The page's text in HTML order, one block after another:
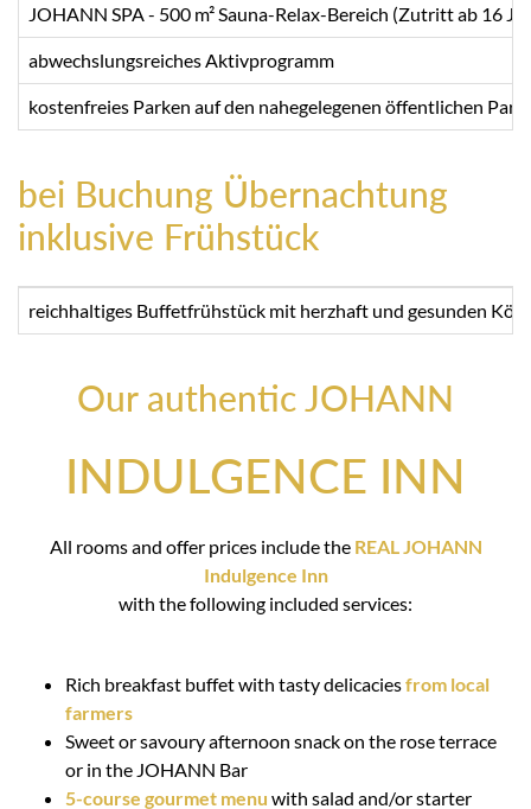
JOHANN SPA - 500 m² Sauna-Relax-Bereich (Zutritt ab 16
abwechslungsreiches Aktivprogramm
kostenfreies Parken auf den nahegelegenen öffentlichen
bei Buchung Übernachtung
inklusive Frühstück
reichhaltiges Buffetfrühstück mit herzhaft und gesunden
Our authentic JOHANN
INDULGENCE INN
All rooms and offer prices include the REAL JOHANN
Indulgence Inn
with the following included services:
Rich breakfast buffet with tasty delicaciesfrom local
farmers
Sweet or savoury afternoon snack on the rose terrace
or in the JOHANN Bar
5-course gourmet menu with salad and/or starter